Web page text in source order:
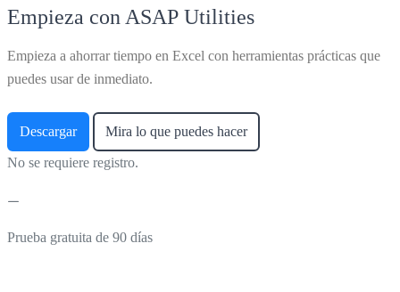
Empieza con ASAP Utilities
Empieza a ahorrar tiempo en Excel con herramientas prácticas que
puedes usar de inmediato.
Descargar Mira lo que puedes hacer
No se requiere registro.
Prueba gratuita de 90 días